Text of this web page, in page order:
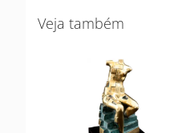
Veja também